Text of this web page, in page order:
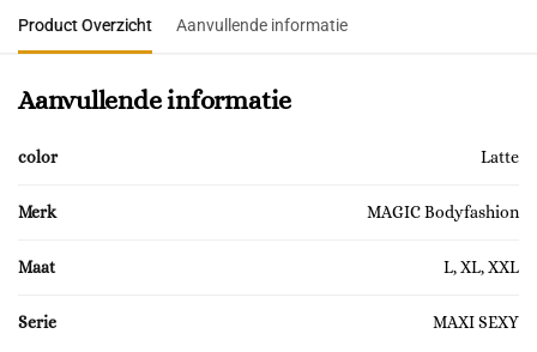
Product Overzicht Aanvullende informatie
Aanvullende informatie
color Latte
Merk MAGIC Bodyfashion
Maat L, XL, XXL
Serie MAXI SEXY